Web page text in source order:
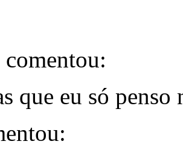
comentou:
que eu só penso